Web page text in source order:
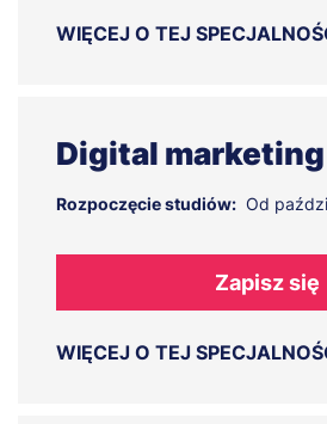
WIĘCEJ O TEJ
Digital marketing
Rozpoczęcie studiów: Od
Zapisz się
WIĘCEJ O TEJ